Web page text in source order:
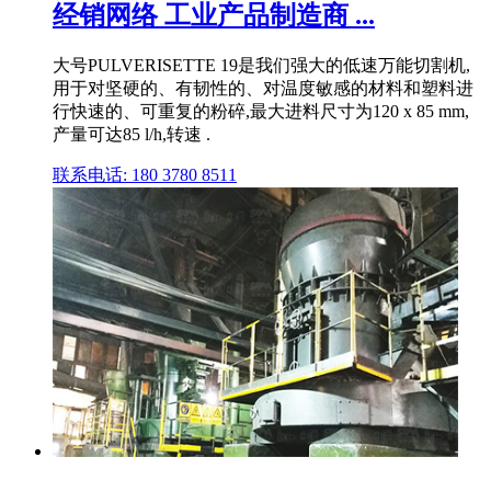
经销网络 工业产品制造商 ...
大号PULVERISETTE 19是我们强大的低速万能切割机,
用于对坚硬的、有韧性的、对温度敏感的材料和塑料进
行快速的、可重复的粉碎,最大进料尺寸为120 x 85 mm,
产量可达85 l/h,转速 .
联系电话: 180 3780 8511